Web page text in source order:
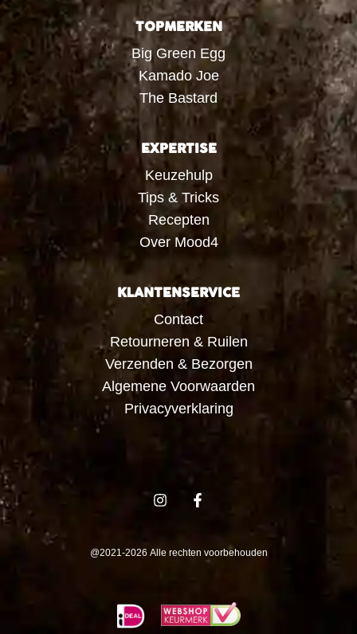
TOPMERKEN
Big Green Egg
Kamado Joe
The Bastard
EXPERTISE
Keuzehulp
Tips & Tricks
Recepten
Over Mood4
KLANTENSERVICE
Contact
Retourneren & Ruilen
Verzenden & Bezorgen
Algemene Voorwaarden
Privacyverklaring
@2021-2026 Alle rechten voorbehouden